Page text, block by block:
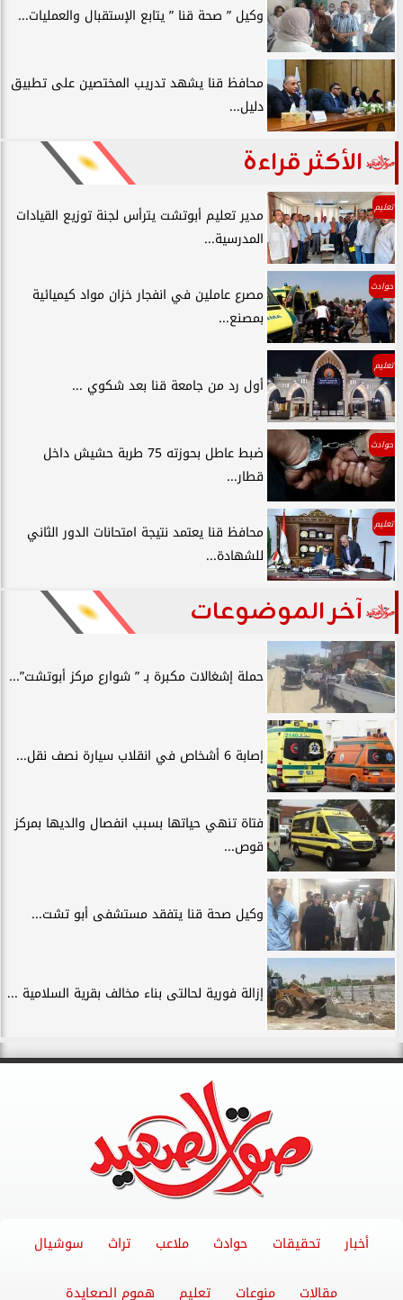
وكيل ” صحة قنا ” يتابع الإستقبال والعمليات...
محافظ قنا يشهد تدريب المختصين على تطبيق
دليل...
الأكثر قراءة
تعليم
مدير تعليم أبوتشت يترأس لجنة توزيع القيادات
المدرسية...
حوادث
مصرع عاملين في انفجار خزان مواد كيميائية
بمصنع...
تعليم
أول رد من جامعة قنا بعد شكوي ...
حوادث
ضبط عاطل بحوزته 75 طربة حشيش داخل
قطار...
تعليم
محافظ قنا يعتمد نتيجة امتحانات الدور الثاني
للشهادة...
آخر الموضوعات
حملة إشغالات مكبرة بـ ” شوارع مركز أبوتشت”...
إصابة 6 أشخاص في انقلاب سيارة نصف نقل...
فتاة تنهي حياتها بسبب انفصال والديها بمركز
قوص...
وكيل صحة قنا يتفقد مستشفى أبو تشت...
إزالة فورية لحالتى بناء مخالف بقرية السلامية ...
أخبار تحقيقات حوادث ملاعب تراث سوشيال
مقالات منوعات تعليم هموم الصعايدة